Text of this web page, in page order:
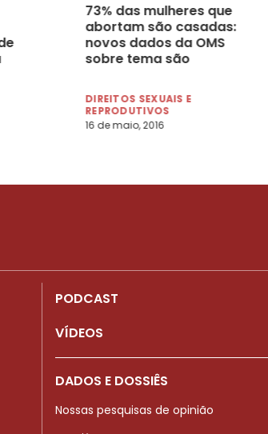
73% das mulheres que
abortam são casadas:
novos dados da OMS
sobre tema são
DIREITOS SEXUAIS E
REPRODUTIVOS
16 de maio, 2016
PODCAST
VÍDEOS
DADOS E DOSSIÊS
Nossas pesquisas de opinião